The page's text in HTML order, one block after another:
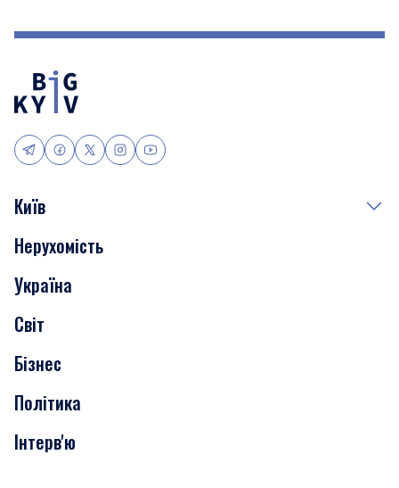
Київ
Події
Скандали
Нерухомість
Транспорт
Нерухомість
Україна
Світ
Бізнес
Політика
Інтерв'ю